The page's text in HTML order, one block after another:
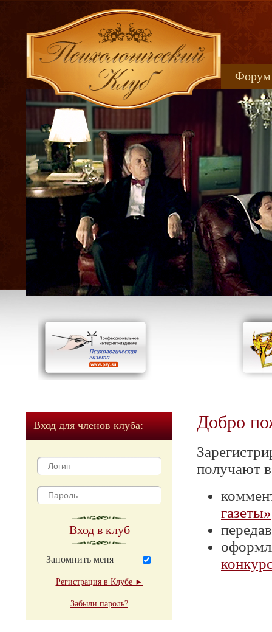
Форум
Вход для членов клуба:
Вход в клуб
Запомнить меня
Регистрация в Клубе ►
Забыли пароль?
Добро
получают
газеты»